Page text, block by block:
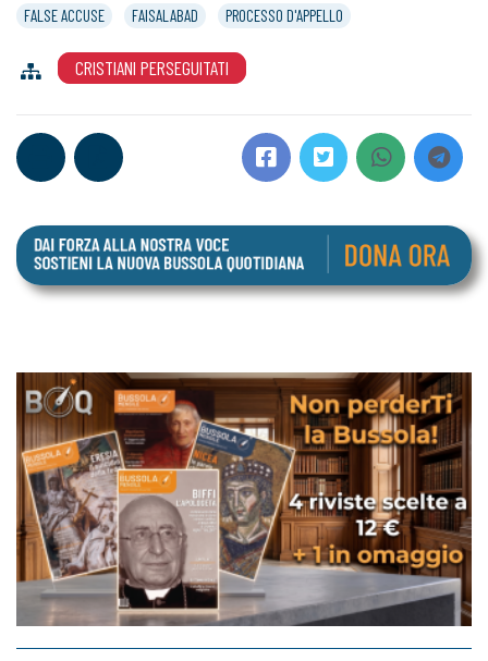
FALSE ACCUSE
FAISALABAD PROCESSO D'APPELLO
CRISTIANI PERSEGUITATI